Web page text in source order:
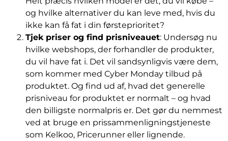
og hvilke alternativer du kan leve med, hvis du
ikke kan få fat i din førsteprioritet?
Tjek priser og find prisniveauet: Undersøg nu
hvilke webshops, der forhandler de produkter,
du vil have fat i. Det vil sandsynligvis være dem,
som kommer med Cyber Monday tilbud på
produktet. Og find ud af, hvad det generelle
prisniveau for produktet er normalt – og hvad
den billigste normalpris er. Det gør du nemmest
ved at bruge en prissammenligningstjeneste
som Kelkoo, Pricerunner eller lignende.